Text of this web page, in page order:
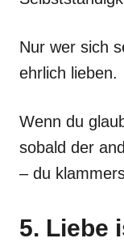
Nur wer sich
ehrlich lieben.
Wenn du
sobald der
– du
5. Liebe